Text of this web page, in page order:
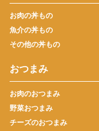
お肉の丼もの
魚介の丼もの
その他の丼もの
おつまみ
お肉のおつまみ
野菜おつまみ
チーズのおつまみ